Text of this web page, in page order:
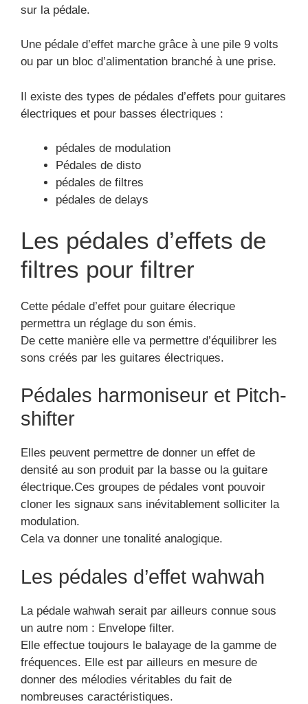
sur la pédale.
Une pédale d’effet marche grâce à une pile 9 volts
ou par un bloc d’alimentation branché à une prise.
Il existe des types de pédales d’effets pour guitares
électriques et pour basses électriques :
pédales de modulation
Pédales de disto
pédales de filtres
pédales de delays
Les pédales d’effets de
filtres pour filtrer
Cette pédale d’effet pour guitare élecrique
permettra un réglage du son émis.
De cette manière elle va permettre d’équilibrer les
sons créés par les guitares électriques.
Pédales harmoniseur et Pitch-
shifter
Elles peuvent permettre de donner un effet de
densité au son produit par la basse ou la guitare
électrique.Ces groupes de pédales vont pouvoir
cloner les signaux sans inévitablement solliciter la
modulation.
Cela va donner une tonalité analogique.
Les pédales d’effet wahwah
La pédale wahwah serait par ailleurs connue sous
un autre nom : Envelope filter.
Elle effectue toujours le balayage de la gamme de
fréquences. Elle est par ailleurs en mesure de
donner des mélodies véritables du fait de
nombreuses caractéristiques.